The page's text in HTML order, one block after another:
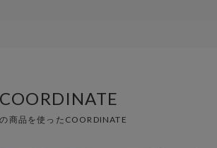
COORDINATE
商品を使ったCOORDINATE